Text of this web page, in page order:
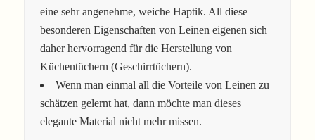
eine sehr angenehme, weiche Haptik. All diese
besonderen Eigenschaften von Leinen eigenen sich
daher hervorragend für die Herstellung von
Küchentüchern (Geschirrtüchern).
Wenn man einmal all die Vorteile von Leinen zu
schätzen gelernt hat, dann möchte man dieses
elegante Material nicht mehr missen.